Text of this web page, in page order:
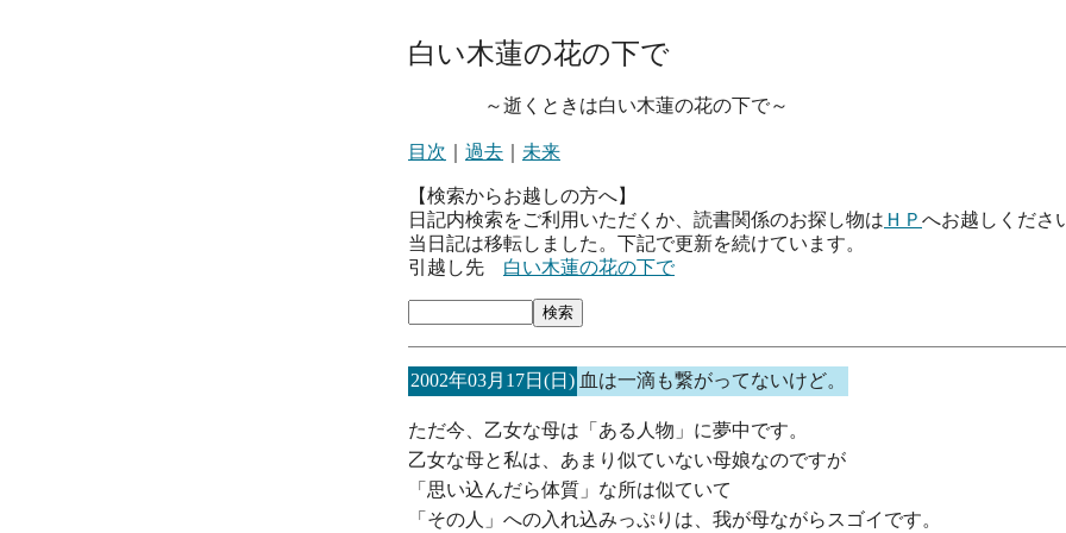
白い木蓮の花の下で
～逝くときは白い木蓮の花の下で～
目次 過去 未来
【検索からお越しの方へ】
日記内検索をご利用いただくか、読書関係のお探し物は ＨＰ へお越しくださ
当日記は移転しました。下記で更新を続けています。
引越し先 白い木蓮の花の下で
2002年03月17日(日) 血は一滴も繋がってないけど。
ただ今、乙女な母は「ある人物」に夢中です。
乙女な母と私は、あまり似ていない母娘なのですが
「思い込んだら体質」な所は似ていて
「その人」への入れ込みっぷりは、我が母ながらスゴイです。